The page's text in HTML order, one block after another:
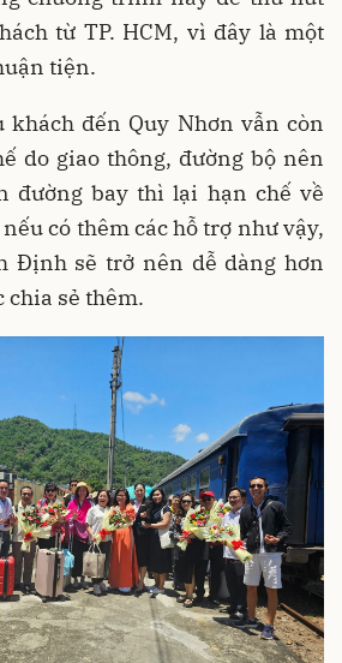
từ TP. HCM, vì đây là một
tiện.
đến Quy Nhơn vẫn còn
do giao thông, đường bộ nên
đường bay thì lại hạn chế về
có thêm các hỗ trợ như vậy,
Định sẽ trở nên dễ dàng hơn
chia sẻ thêm.